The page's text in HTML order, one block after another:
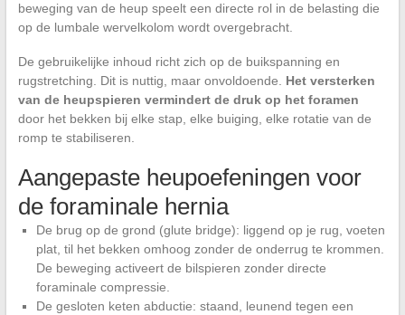
beweging van de heup speelt een directe rol in de belasting die
op de lumbale wervelkolom wordt overgebracht.
De gebruikelijke inhoud richt zich op de buikspanning en
rugstretching. Dit is nuttig, maar onvoldoende. Het versterken
van de heupspieren vermindert de druk op het foramen
door het bekken bij elke stap, elke buiging, elke rotatie van de
romp te stabiliseren.
Aangepaste heupoefeningen voor
de foraminale hernia
De brug op de grond (glute bridge): liggend op je rug, voeten
plat, til het bekken omhoog zonder de onderrug te krommen.
De beweging activeert de bilspieren zonder directe
foraminale compressie.
De gesloten keten abductie: staand, leunend tegen een